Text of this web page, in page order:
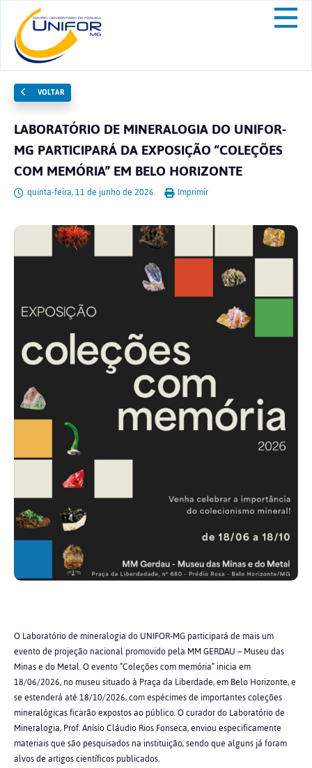
VOLTAR
LABORATÓRIO DE MINERALOGIA DO UNIFOR-
MG PARTICIPARÁ DA EXPOSIÇÃO “COLEÇÕES
COM MEMÓRIA” EM BELO HORIZONTE
quinta-feira, 11 de junho de 2026. Imprimir
O Laboratório de mineralogia do UNIFOR-MG participará de mais um
evento de projeção nacional promovido pela MM GERDAU – Museu das
Minas e do Metal. O evento“Coleções com memória” inicia em
18/06/2026, no museu situado à Praça da Liberdade, emBelo Horizonte, e
se estenderá até 18/10/2026, com espécimes de importantes coleções
mineralógicas ficarão expostos ao público. O curador do Laboratório de
Mineralogia, Prof. Anísio Cláudio Rios Fonseca, enviou especificamente
materiais que são pesquisados na instituição, sendo que alguns já foram
alvos de artigos científicos publicados.